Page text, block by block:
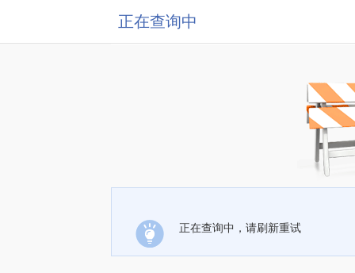
正在查询中
正在查询中，请刷新重试